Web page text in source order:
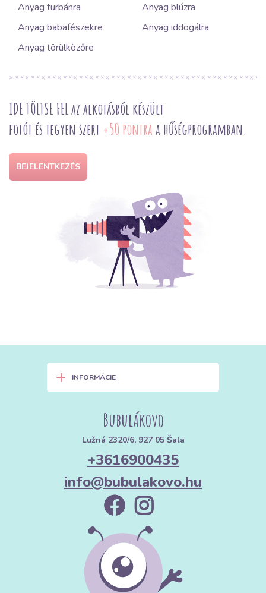
Anyag turbánra
Anyag blúzra
Anyag babafészekre
Anyag iddogálra
Anyag törülközőre
IDE TÖLTSE FEL az alkotásról készült
fotót és tegyen szert +50 pontraa hűségprogramban.
BEJELENTKEZÉS
+ INFORMÁCIE
Bubulákovo
Lužná 2320/6, 927 05 Šala
+3616900435
info@bubulakovo.hu